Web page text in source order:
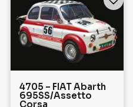
4705 – FIAT Abarth
695SS/Assetto
Corsa